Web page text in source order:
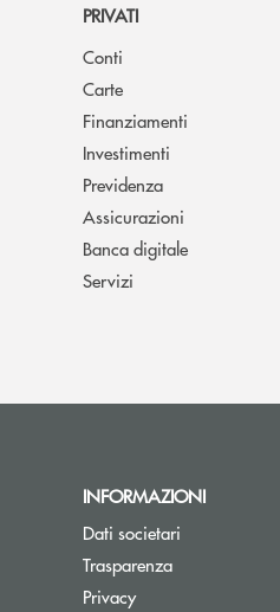
PRIVATI
Conti
Carte
Finanziamenti
Investimenti
Previdenza
Assicurazioni
Banca digitale
Servizi
INFORMAZIONI
Dati societari
Trasparenza
Privacy